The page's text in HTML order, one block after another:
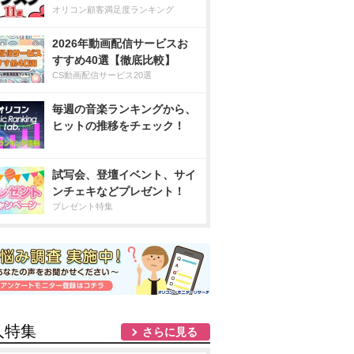
オリコン顧客満足度ランキング
2026年動画配信サービスお
すすめ40選【徹底比較】
CS動画配信サービス20選
毎週の音楽ランキングから、
ヒットの推移をチェック！
試写会、登壇イベント、サイ
ンチェキなどプレゼント！
プレゼント特集
特集 さらに見る